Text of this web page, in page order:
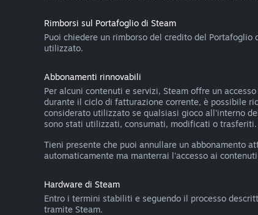
Rimborsi sul Portafoglio di Steam
Puoi chiedere un rimborso del credito del
utilizzato.
Abbonamenti rinnovabili
Per alcuni contenuti e servizi, Steam offre un
durante il ciclo di fatturazione corrente, è possibile
considerato utilizzato se qualsiasi gioco all'interno
sono stati utilizzati, consumati, modificati o trasferiti.
Tieni presente che puoi annullare un abbonamento
automaticamente ma manterrai l'accesso ai
Hardware di Steam
Entro i termini stabiliti e seguendo il processo
tramite Steam.